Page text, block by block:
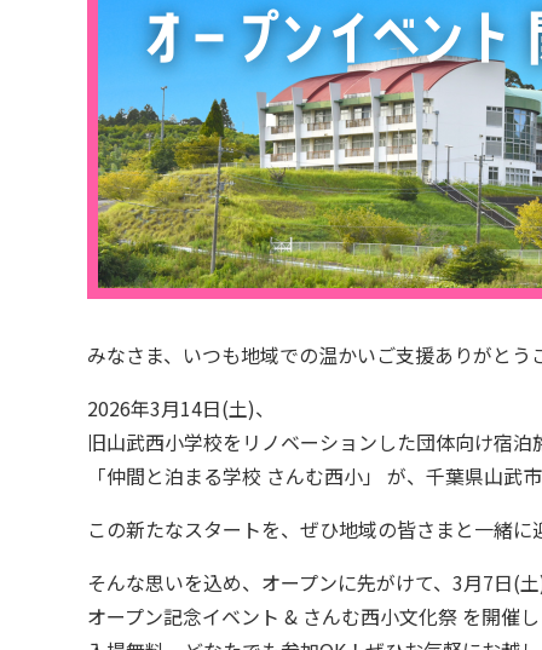
みなさま、いつも地域での温かいご支援ありがとう
2026年3月14日(土)、
旧山武西小学校をリノベーションした団体向け宿泊
「仲間と泊まる学校 さんむ西小」 が、千葉県山武
この新たなスタートを、ぜひ地域の皆さまと一緒
そんな思いを込め、オープンに先がけて、3月7日(
オープン記念イベント & さんむ西小文化祭 を開催し